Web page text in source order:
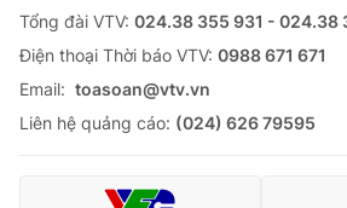
Tổng đài VTV: 024.38 355 931 - 024.38
Ðiện thoại Thời báo VTV: 0988 671 671
Email: toasoan@vtv.vn
Liên hệ quảng cáo: (024) 626 79595